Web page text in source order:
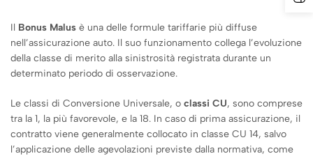
Il Bonus Malus è una delle formule tariffarie più diffuse
nell’assicurazione auto. Il suo funzionamento collega l’evoluzione
della classe di merito alla sinistrosità registrata durante un
determinato periodo di osservazione.
Le classi di Conversione Universale, o classi CU, sono comprese
tra la 1, la più favorevole, e la 18. In caso di prima assicurazione, il
contratto viene generalmente collocato in classe CU 14, salvo
l’applicazione delle agevolazioni previste dalla normativa, come